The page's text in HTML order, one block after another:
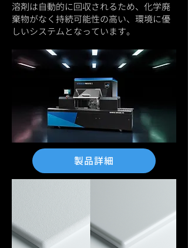
溶剤は自動的に回収されるため、化学廃
棄物がなく持続可能性の高い、環境に優
しいシステムとなっています。
製品詳細